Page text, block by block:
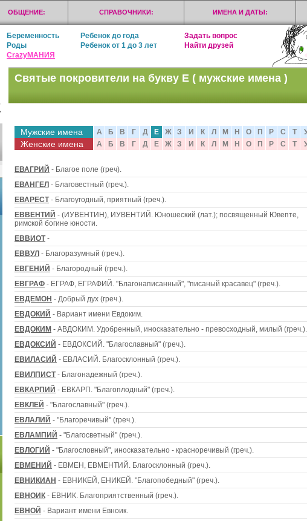
ОБЩЕНИЕ: СПРАВОЧНИКИ: ИМЕНА И ДАТЫ:
Беременность Ребенок до года
Задать вопрос
Роды
Ребенок от 1 до 3 лет
Найти друзей
CrazyМАНИЯ
Святые покровители на букву Е ( мужские имена )
Мужские имена А Б В Г Д Е Ж З И К Л М Н О П Р С Т
Женские имена А Б В Г Д Е Ж З И К Л М Н О П Р С Т
ЕВАГРИЙ - Благое поле (греч).
ЕВАНГЕЛ - Благовестный (греч.).
ЕВАРЕСТ- Благоугодный, приятный (греч.).
ЕВВЕНТИЙ - (ИУВЕНТИН), ИУВЕНТИЙ. Юношеский (лат.); посвященный Ювепте,
римской богине юности.
ЕВВИОТ-
ЕВВУЛ - Благоразумный (греч.).
ЕВГЕНИЙ - Благородный (греч.).
ЕВГРАФ - ЕГРАФ, ЕГРАФИЙ. "Благонаписанный", "писаный красавец" (греч.).
ЕВДЕМОН - Добрый дух (греч.).
ЕВДОКИЙ - Вариант имени Евдоким.
ЕВДОКИМ - АВДОКИМ. Удобренный, иносказательно - превосходный, милый (греч.).
ЕВДОКСИЙ - ЕВДОКСИЙ. "Благославный" (греч.).
ЕВИЛАСИЙ - ЕВЛАСИЙ. Благосклонный (греч.).
ЕВИЛПИСТ- Благонадежный (греч.).
ЕВКАРПИЙ - ЕВКАРП. "Благоплодный" (греч.).
ЕВКЛЕЙ - "Благославный" (греч.).
ЕВЛАЛИЙ - "Благоречивый" (греч.).
ЕВЛАМПИЙ - "Благосветный" (греч.).
ЕВЛОГИЙ - "Благословный", иносказательно - красноречивый (греч.).
ЕВМЕНИЙ - ЕВМЕН, ЕВМЕНТИЙ. Благосклонный (греч.).
ЕВНИКИАН - ЕВНИКЕЙ, ЕНИКЕЙ. "Благопобедный" (греч.).
ЕВНОИК - ЕВНИК. Благоприятственный (греч.).
ЕВНОЙ - Вариант имени Евноик.